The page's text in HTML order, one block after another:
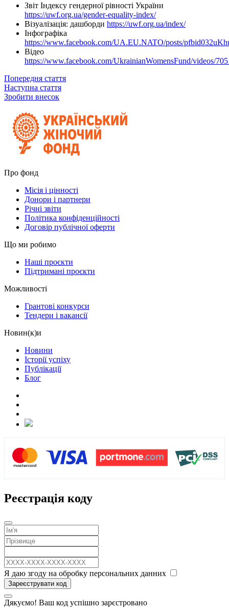
Звіт Індексу гендерної рівності України
https://uwf.org.ua/gender-equality-index/
Візуалізація: дашборди https://uwf.org.ua/index/
Інфографіка
https://www.facebook.com/UA.EU.NATO/posts/
Відео
https://www.facebook.com/UkrainianWomensFund/videos/
Попередня стаття
Наступна стаття
Зробити внесок
Про фонд
Місія і цінності
Донори і партнери
Річні звіти
Політика конфіденційності
Договір публічної оферти
Що ми робимо
Наші проєкти
Підтримані проєкти
Можливості
Грантові конкурси
Тендери і вакансії
Новин(к)и
Новини
Історії успіху
Публікації
Блог
Реєстрація коду
Я даю згоду на обробку персональних данних
Зареєструвати код
Дякуємо! Ваш код успішно зарєстровано